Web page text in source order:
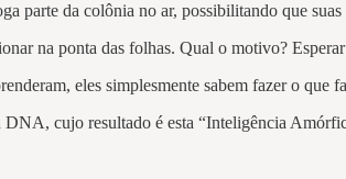
parte da colônia no ar, possibilitando que
na ponta das folhas. Qual o motivo?
eles simplesmente sabem fazer o que
cujo resultado é esta “Inteligência